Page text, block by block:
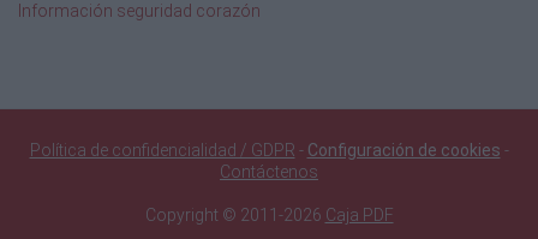
a
democracia
en
Información seguridad corazón
Política de confidencialidad / GDPR - Configuración de cookies -
Contáctenos
Copyright © 2011-2026 Caja PDF